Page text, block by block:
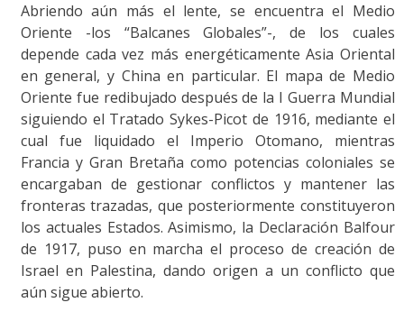
Abriendo aún más el lente, se encuentra el Medio
Oriente -los “Balcanes Globales”-, de los cuales
depende cada vez más energéticamente Asia Oriental
en general, y China en particular. El mapa de Medio
Oriente fue redibujado después de la I Guerra Mundial
siguiendo el Tratado Sykes-Picot de 1916, mediante el
cual fue liquidado el Imperio Otomano, mientras
Francia y Gran Bretaña como potencias coloniales se
encargaban de gestionar conflictos y mantener las
fronteras trazadas, que posteriormente constituyeron
los actuales Estados. Asimismo, la Declaración Balfour
de 1917, puso en marcha el proceso de creación de
Israel en Palestina, dando origen a un conflicto que
aún sigue abierto.